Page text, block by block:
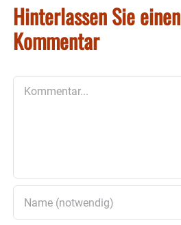
Hinterlassen Sie einen
Kommentar